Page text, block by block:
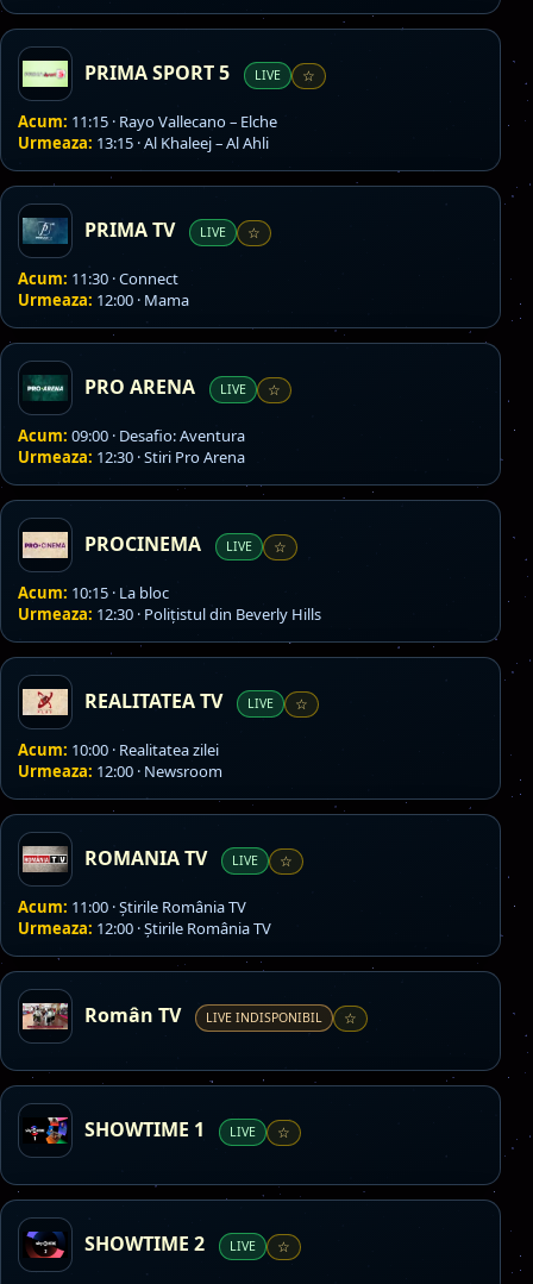
PRIMA SPORT 5 LIVE ☆
Acum: 11:15 · Rayo Vallecano – Elche
Urmeaza: 13:15 · Al Khaleej – Al Ahli
PRIMA TV LIVE ☆
Acum: 11:30 · Connect
Urmeaza: 12:00 · Mama
PRO ARENA LIVE ☆
Acum: 09:00 · Desafio: Aventura
Urmeaza: 12:30 · Stiri Pro Arena
PROCINEMA LIVE ☆
Acum: 10:15 · La bloc
Urmeaza: 12:30 · Polițistul din Beverly Hills
REALITATEA TV LIVE ☆
Acum: 10:00 · Realitatea zilei
Urmeaza: 12:00 · Newsroom
ROMANIA TV LIVE ☆
Acum: 11:00 · Ştirile România TV
Urmeaza: 12:00 · Ştirile România TV
Român TV LIVE INDISPONIBIL ☆
SHOWTIME 1 LIVE ☆
SHOWTIME 2 LIVE ☆